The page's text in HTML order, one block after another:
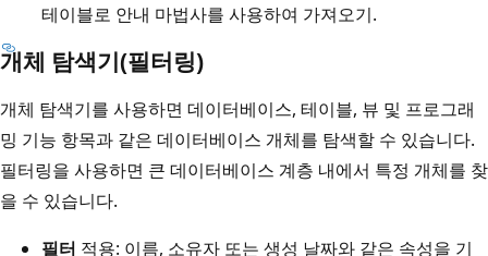
테이블로 안내 마법사를 사용하여 가져오기.
개체 탐색기(필터링)
개체 탐색기를 사용하면 데이터베이스, 테이블, 뷰 및 프로그래
밍 기능 항목과 같은 데이터베이스 개체를 탐색할 수 있습니다.
필터링을 사용하면 큰 데이터베이스 계층 내에서 특정 개체를 찾
을 수 있습니다.
필터 적용: 이름, 소유자 또는 생성 날짜와 같은 속성을 기